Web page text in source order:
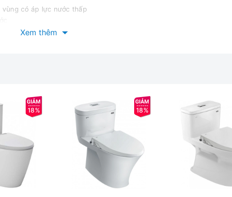
vùng có áp lực nước thấp
về quản lý chất lượng ISO-9001 & Tiêu chuẩn quốc tế về quản lý môi
tính năng mới, tiện nghi cho người sữ dụng
tạo cảm giác thoải mái khi sữ dụng
xả nhấn nắp rửa cơ
Xem thêm
18% 18%